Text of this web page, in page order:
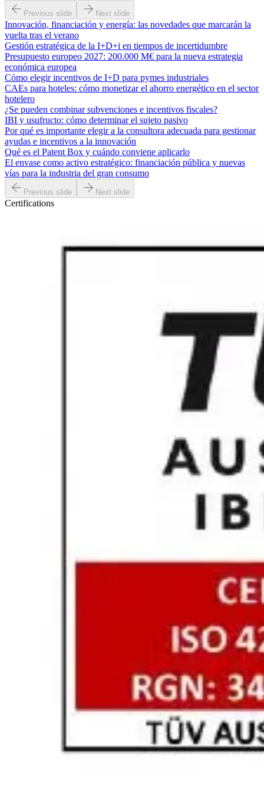
Previous slide Next slide
Innovación, financiación y energía: las novedades que marcarán la
vuelta tras el verano
Gestión estratégica de la I+D+i en tiempos de incertidumbre
Presupuesto europeo 2027: 200.000 M€ para la nueva estrategia
económica europea
Cómo elegir incentivos de I+D para pymes industriales
CAEs para hoteles: cómo monetizar el ahorro energético en el sector
hotelero
¿Se pueden combinar subvenciones e incentivos fiscales?
IBI y usufructo: cómo determinar el sujeto pasivo
Por qué es importante elegir a la consultora adecuada para gestionar
ayudas e incentivos a la innovación
Qué es el Patent Box y cuándo conviene aplicarlo
El envase como activo estratégico: financiación pública y nuevas
vías para la industria del gran consumo
Previous slide Next slide
Certifications